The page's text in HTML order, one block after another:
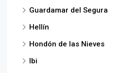
Guardamar del Segura
Hellín
Hondón de las Nieves
Ibi